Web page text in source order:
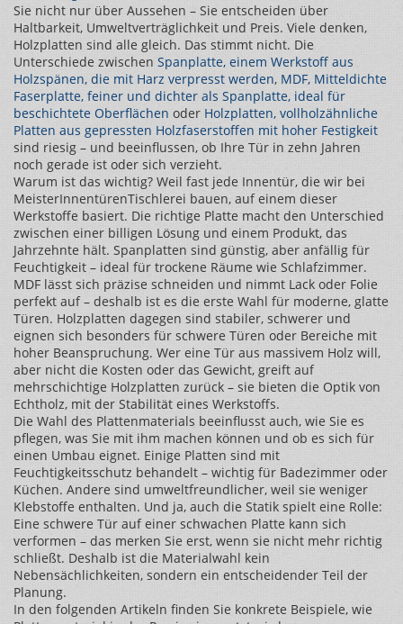
Sie nicht nur über Aussehen – Sie entscheiden über
Haltbarkeit, Umweltverträglichkeit und Preis. Viele denken,
Holzplatten sind alle gleich. Das stimmt nicht. Die
Unterschiede zwischen Spanplatte, einem Werkstoff aus
Holzspänen, die mit Harz verpresst werden, MDF, Mitteldichte
Faserplatte, feiner und dichter als Spanplatte, ideal für
beschichtete Oberflächen oder Holzplatten, vollholzähnliche
Platten aus gepressten Holzfaserstoffen mit hoher Festigkeit
sind riesig – und beeinflussen, ob Ihre Tür in zehn Jahren
noch gerade ist oder sich verzieht.
Warum ist das wichtig? Weil fast jede Innentür, die wir bei
MeisterInnentürenTischlerei bauen, auf einem dieser
Werkstoffe basiert. Die richtige Platte macht den Unterschied
zwischen einer billigen Lösung und einem Produkt, das
Jahrzehnte hält. Spanplatten sind günstig, aber anfällig für
Feuchtigkeit – ideal für trockene Räume wie Schlafzimmer.
MDF lässt sich präzise schneiden und nimmt Lack oder Folie
perfekt auf – deshalb ist es die erste Wahl für moderne, glatte
Türen. Holzplatten dagegen sind stabiler, schwerer und
eignen sich besonders für schwere Türen oder Bereiche mit
hoher Beanspruchung. Wer eine Tür aus massivem Holz will,
aber nicht die Kosten oder das Gewicht, greift auf
mehrschichtige Holzplatten zurück – sie bieten die Optik von
Echtholz, mit der Stabilität eines Werkstoffs.
Die Wahl des Plattenmaterials beeinflusst auch, wie Sie es
pflegen, was Sie mit ihm machen können und ob es sich für
einen Umbau eignet. Einige Platten sind mit
Feuchtigkeitsschutz behandelt – wichtig für Badezimmer oder
Küchen. Andere sind umweltfreundlicher, weil sie weniger
Klebstoffe enthalten. Und ja, auch die Statik spielt eine Rolle:
Eine schwere Tür auf einer schwachen Platte kann sich
verformen – das merken Sie erst, wenn sie nicht mehr richtig
schließt. Deshalb ist die Materialwahl kein
Nebensächlichkeiten, sondern ein entscheidender Teil der
Planung.
In den folgenden Artikeln finden Sie konkrete Beispiele, wie